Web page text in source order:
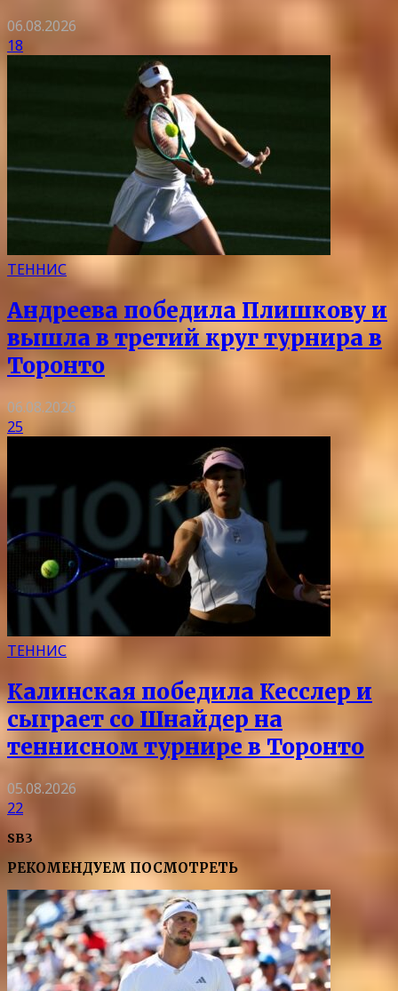
06.08.2026
18
ТЕННИС
Андреева победила Плишкову и
вышла в третий круг турнира в
Торонто
06.08.2026
25
ТЕННИС
Калинская победила Кесслер и
сыграет со Шнайдер на
теннисном турнире в Торонто
05.08.2026
22
SB3
РЕКОМЕНДУЕМ ПОСМОТРЕТЬ